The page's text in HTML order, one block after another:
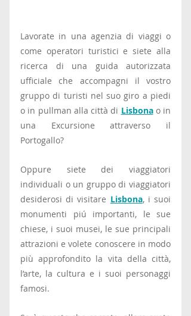
Lavorate in una agenzia di viaggi o
come operatori turistici e siete alla
ricerca di una guida autorizzata
ufficiale che accompagni il vostro
gruppo di turisti nel suo giro a piedi
o in pullman alla città di Lisbona o in
una Excursione attraverso il
Portogallo?
Oppure siete dei viaggiatori
individuali o un gruppo di viaggiatori
desiderosi di visitare Lisbona, i suoi
monumenti piú importanti, le sue
chiese, i suoi musei, le sue principali
attrazioni e volete conoscere in modo
più approfondito la vita della città,
l’arte, la cultura e i suoi personaggi
famosi.